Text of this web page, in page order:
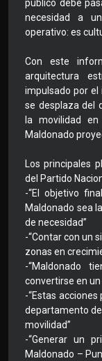
público debe
necesidad a
operativo: es
Con este
arquitectura
impulsado por el
se desplaza del
la movilidad
Maldonado
Los principales
del Partido
-“El objetivo
Maldonado sea
de necesidad”
-“Contar con un
zonas en
-“Maldonado
convertirse en
-“Estas
departamento
movilidad”
-“Generar un
Maldonado –